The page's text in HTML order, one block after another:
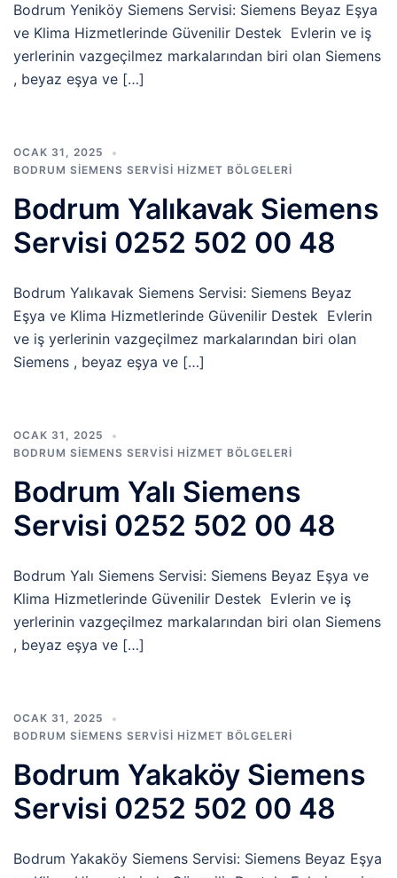
Bodrum Yeniköy Siemens Servisi: Siemens Beyaz Eşya
ve Klima Hizmetlerinde Güvenilir Destek Evlerin ve iş
yerlerinin vazgeçilmez markalarından biri olan Siemens
, beyaz eşya ve […]
OCAK 31, 2025
BODRUM SIEMENS SERVISI HIZMET BÖLGELERI
Bodrum Yalıkavak Siemens
Servisi 0252 502 00 48
Bodrum Yalıkavak Siemens Servisi: Siemens Beyaz
Eşya ve Klima Hizmetlerinde Güvenilir Destek Evlerin
ve iş yerlerinin vazgeçilmez markalarından biri olan
Siemens , beyaz eşya ve […]
OCAK 31, 2025
BODRUM SIEMENS SERVISI HIZMET BÖLGELERI
Bodrum Yalı Siemens
Servisi 0252 502 00 48
Bodrum Yalı Siemens Servisi: Siemens Beyaz Eşya ve
Klima Hizmetlerinde Güvenilir Destek Evlerin ve iş
yerlerinin vazgeçilmez markalarından biri olan Siemens
, beyaz eşya ve […]
OCAK 31, 2025
BODRUM SIEMENS SERVISI HIZMET BÖLGELERI
Bodrum Yakaköy Siemens
Servisi 0252 502 00 48
Bodrum Yakaköy Siemens Servisi: Siemens Beyaz Eşya